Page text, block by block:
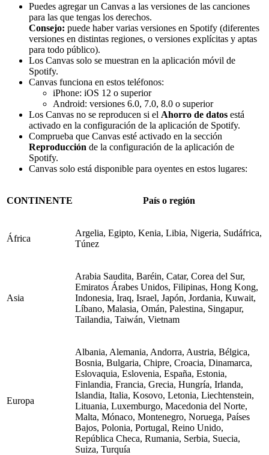
Puedes agregar un Canvas a las versiones de las canciones
para las que tengas los derechos.
Consejo: puede haber varias versiones en Spotify (diferentes
versiones en distintas regiones, o versiones explícitas y aptas
para todo público).
Los Canvas solo se muestran en la aplicación móvil de
Spotify.
Canvas funciona en estos teléfonos:
iPhone: iOS 12 o superior
Android: versiones 6.0, 7.0, 8.0 o superior
Los Canvas no se reproducen si el Ahorro de datos está
activado en la configuración de la aplicación de Spotify.
Comprueba que Canvas esté activado en la sección
Reproducción de la configuración de la aplicación de
Spotify.
Canvas solo está disponible para oyentes en estos lugares:
CONTINENTE País o región
África
Argelia, Egipto, Kenia, Libia, Nigeria, Sudáfrica,
Túnez
Asia
Arabia Saudita, Baréin, Catar, Corea del Sur,
Emiratos Árabes Unidos, Filipinas, Hong Kong,
Indonesia, Iraq, Israel, Japón, Jordania, Kuwait,
Líbano, Malasia, Omán, Palestina, Singapur,
Tailandia, Taiwán, Vietnam
Europa
Albania, Alemania, Andorra, Austria, Bélgica,
Bosnia, Bulgaria, Chipre, Croacia, Dinamarca,
Eslovaquia, Eslovenia, España, Estonia,
Finlandia, Francia, Grecia, Hungría, Irlanda,
Islandia, Italia, Kosovo, Letonia, Liechtenstein,
Lituania, Luxemburgo, Macedonia del Norte,
Malta, Mónaco, Montenegro, Noruega, Países
Bajos, Polonia, Portugal, Reino Unido,
República Checa, Rumania, Serbia, Suecia,
Suiza, Turquía